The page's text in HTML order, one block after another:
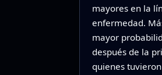
mayores en la
enfermedad.
mayor
después de la
quienes